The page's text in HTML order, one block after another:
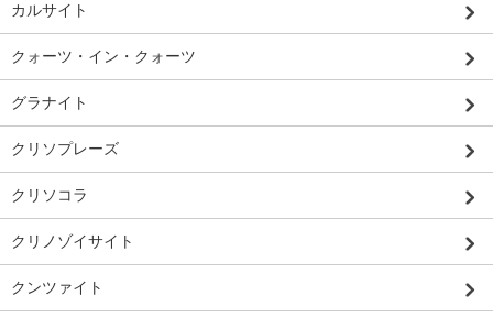
カルサイト
クォーツ・イン・クォーツ
グラナイト
クリソプレーズ
クリソコラ
クリノゾイサイト
クンツァイト